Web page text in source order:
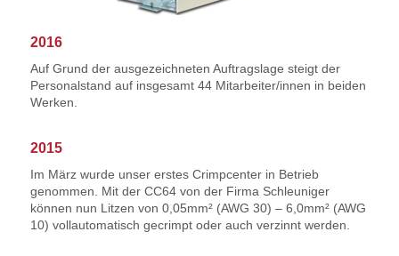
2016
Auf Grund der ausgezeichneten Auftragslage steigt der
Personalstand auf insgesamt 44 Mitarbeiter/innen in beiden
Werken.
2015
Im März wurde unser erstes Crimpcenter in Betrieb
genommen. Mit der CC64 von der Firma Schleuniger
können nun Litzen von 0,05mm² (AWG 30) – 6,0mm² (AWG
10) vollautomatisch gecrimpt oder auch verzinnt werden.